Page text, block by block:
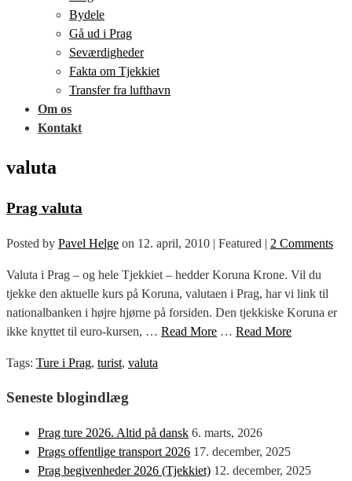
Bydele
Gå ud i Prag
Seværdigheder
Fakta om Tjekkiet
Transfer fra lufthavn
Om os
Kontakt
valuta
Prag valuta
Posted by Pavel Helge on 12. april, 2010 | Featured | 2 Comments
Valuta i Prag – og hele Tjekkiet – hedder Koruna Krone. Vil du
tjekke den aktuelle kurs på Koruna, valutaen i Prag, har vi link til
nationalbanken i højre hjørne på forsiden. Den tjekkiske Koruna er
ikke knyttet til euro-kursen, … Read More … Read More
Tags: Ture i Prag, turist, valuta
Seneste blogindlæg
Prag ture 2026. Altid på dansk 6. marts, 2026
Prags offentlige transport 2026 17. december, 2025
Prag begivenheder 2026 (Tjekkiet) 12. december, 2025